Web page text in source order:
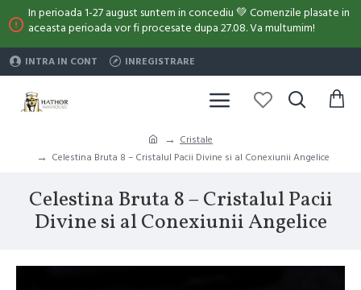
In perioada 1-27 august suntem in concediu 💚 Comenzile plasate in
aceasta perioada vor fi procesate dupa 27.08. Va multumim!
INTRA IN CONT INREGISTRARE
Cristale
Celestina Bruta 8 – Cristalul Pacii Divine si al Conexiunii Angelice
Celestina Bruta 8 – Cristalul Pacii
Divine si al Conexiunii Angelice